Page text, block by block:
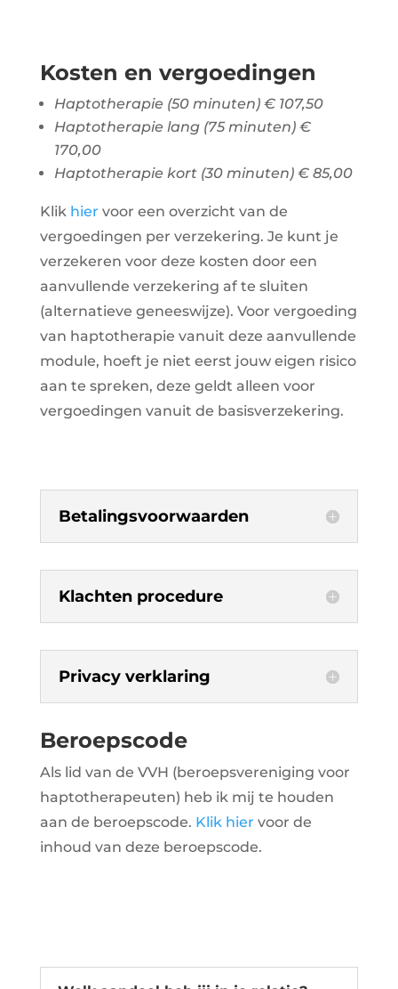
Kosten en vergoedingen
Haptotherapie (50 minuten) € 107,50
Haptotherapie lang (75 minuten) €
170,00
Haptotherapie kort (30 minuten) € 85,00
Klik hier voor een overzicht van de
vergoedingen per verzekering. Je kunt je
verzekeren voor deze kosten door een
aanvullende verzekering af te sluiten
(alternatieve geneeswijze). Voor vergoeding
van haptotherapie vanuit deze aanvullende
module, hoeft je niet eerst jouw eigen risico
aan te spreken, deze geldt alleen voor
vergoedingen vanuit de basisverzekering.
Betalingsvoorwaarden
Klachten procedure
Privacy verklaring
Beroepscode
Als lid van de VVH (beroepsvereniging voor
haptotherapeuten) heb ik mij te houden
aan de beroepscode. Klik hier voor de
inhoud van deze beroepscode.